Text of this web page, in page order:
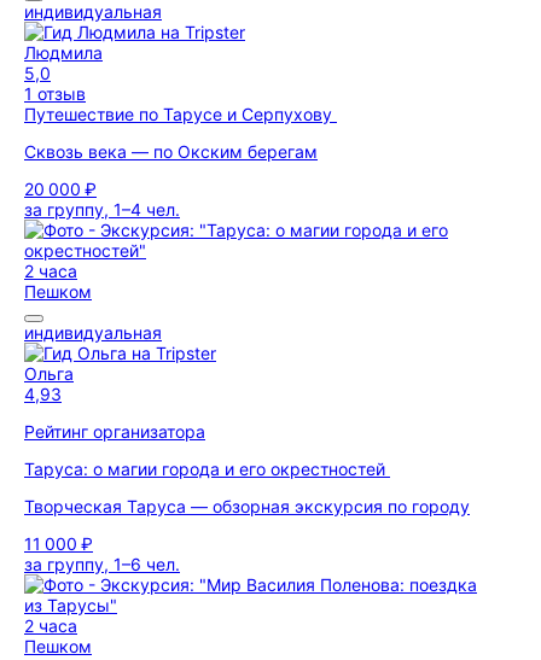
индивидуальная
Людмила
5,0
1 отзыв
Путешествие по Тарусе и Серпухову
Сквозь века — по Окским берегам
20 000 ₽
за группу, 1–4 чел.
2 часа
Пешком
индивидуальная
Ольга
4,93
Рейтинг организатора
Таруса: о магии города и его окрестностей
Творческая Таруса — обзорная экскурсия по городу
11 000 ₽
за группу, 1–6 чел.
2 часа
Пешком